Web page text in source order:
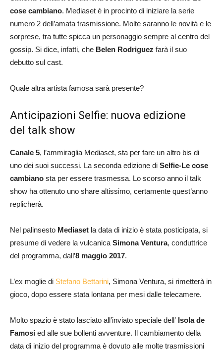
cose cambiano. Mediaset è in procinto di iniziare la serie
numero 2 dell’amata trasmissione. Molte saranno le novità e le
sorprese, tra tutte spicca un personaggio sempre al centro del
gossip. Si dice, infatti, che Belen Rodriguez farà il suo
debutto sul cast.
Quale altra artista famosa sarà presente?
Anticipazioni Selfie: nuova edizione
del talk show
Canale 5, l’ammiraglia Mediaset, sta per fare un altro bis di
uno dei suoi successi. La seconda edizione di Selfie-Le cose
cambiano sta per essere trasmessa. Lo scorso anno il talk
show ha ottenuto uno share altissimo, certamente quest’anno
replicherà.
Nel palinsesto Mediaset la data di inizio è stata posticipata, si
presume di vedere la vulcanica Simona Ventura, conduttrice
del programma, dall’8 maggio 2017.
L’ex moglie di Stefano Bettarini, Simona Ventura, si rimetterà in
gioco, dopo essere stata lontana per mesi dalle telecamere.
Molto spazio è stato lasciato all’inviato speciale dell’ Isola de
Famosi ed alle sue bollenti avventure. Il cambiamento della
data di inizio del programma è dovuto alle molte trasmissioni